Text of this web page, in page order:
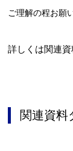
ご理解の程お願
詳しくは関連資
関連資料